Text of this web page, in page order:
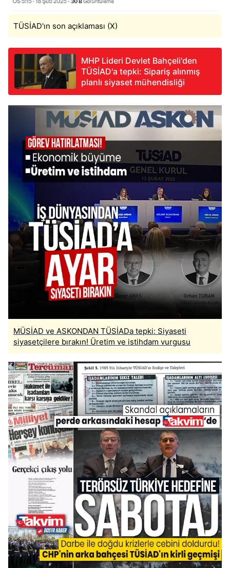
TÜSİAD'ın son açıklaması (X)
MHP Lideri Devlet Bahçeli'den
TÜSİAD'a tepki: Sipariş alınmış
planlı siyaset mühendisliği
MÜSİAD ve ASKONDAN TÜSİADa tepki: Siyaseti
siyasetçilere bırakın! Üretim ve istihdam vurgusu